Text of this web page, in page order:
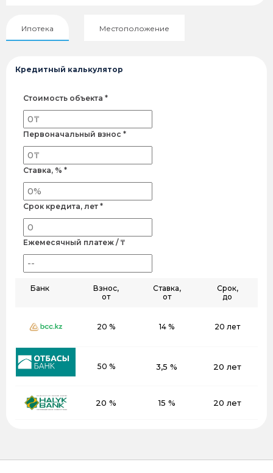
Ипотека Местоположение
Кредитный калькулятор
Стоимость объекта *
Первоначальный взнос *
Ставка, % *
Срок кредита, лет *
Ежемесячный платеж / ₸
Банк
Взнос,
от
Ставка,
от
Срок,
до
20 % 14 % 20 лет
50 % 3,5 % 20 лет
20 % 15 % 20 лет